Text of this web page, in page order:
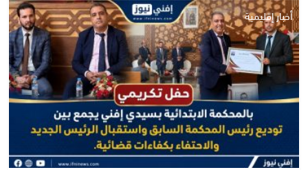
أخبار إقليمية